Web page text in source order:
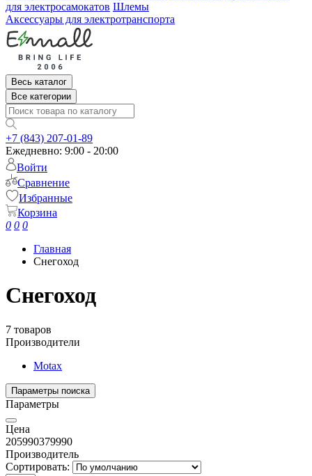
для электросамокатов Шлемы
Аксессуары для электротранспорта
Весь каталог
Все категории
+7 (843) 207-01-89
Ежедневно: 9:00 - 20:00
Войти
Сравнение
Избранные
Корзина
0 0 0
Главная
Снегоход
Снегоход
7 товаров
Производители
Motax
Параметры поиска
Параметры
Цена
205990379990
Производитель
Сортировать: